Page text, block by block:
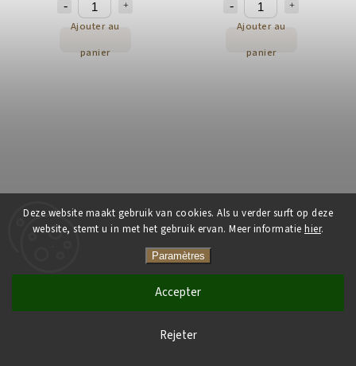
Deze website maakt gebruik van cookies. Als u verder surft op deze
website, stemt u in met het gebruik ervan. Meer informatie hier.
Paramètres
Rejeter
Accepter
Ajouter au
panier
Ajouter au
panier
Koffiecapsules Caffe Borbone
Miscela Nera voor Nespresso 100
21,65 €
Caffe Borbone MAXI Tazzone
bianco kopje 1st 500ml
22,03 €